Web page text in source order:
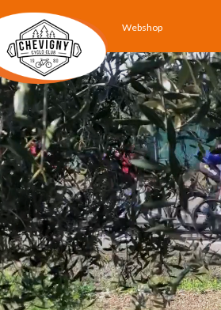
Webshop